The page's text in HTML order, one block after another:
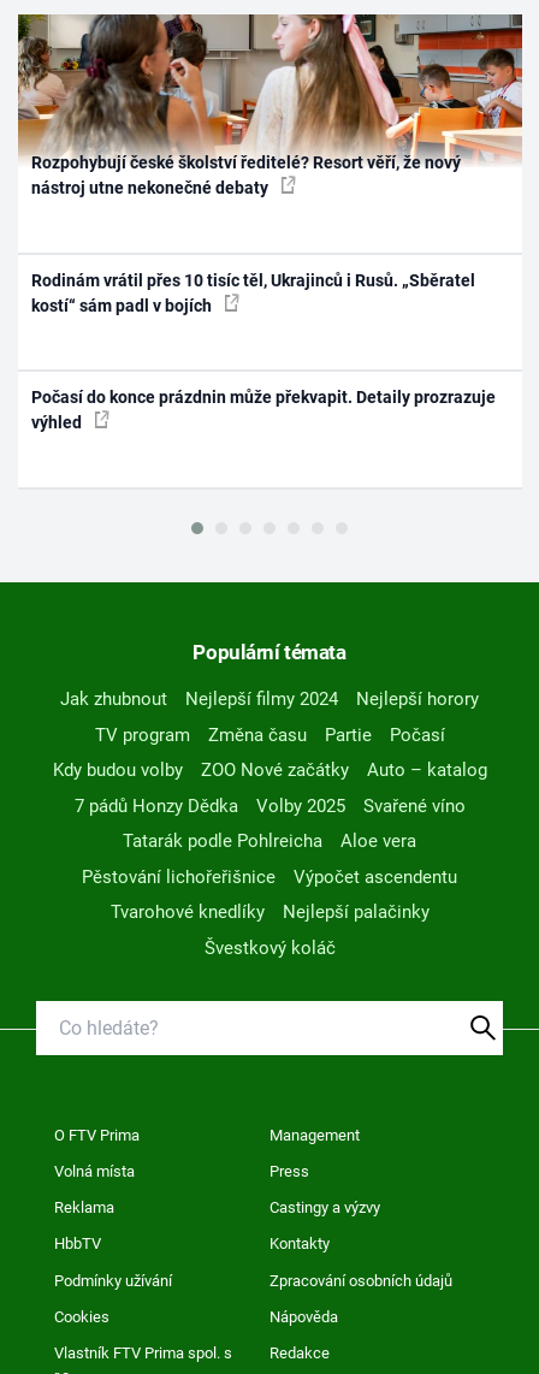
Rozpohybují české školství ředitelé? Resort věří, že nový
nástroj utne nekonečné debaty
Rodinám vrátil přes 10 tisíc těl, Ukrajinců i Rusů. „Sběratel
kostí“ sám padl v bojích
Počasí do konce prázdnin může překvapit. Detaily prozrazuje
výhled
Populární témata
Jak zhubnout Nejlepší filmy 2024
Nejlepší horory
TV program
Změna času Partie
Počasí
Kdy budou volby
ZOO Nové začátky
Auto – katalog
7 pádů Honzy Dědka
Volby 2025
Svařené víno
Tatarák podle Pohlreicha
Aloe vera
Pěstování lichořeřišnice
Výpočet ascendentu
Tvarohové knedlíky
Nejlepší palačinky
Švestkový koláč
O FTV Prima Management
Volná místa Press
Reklama Castingy a výzvy
HbbTV Kontakty
Podmínky užívání Zpracování osobních údajů
Cookies Nápověda
Vlastník FTV Prima spol. s
Redakce